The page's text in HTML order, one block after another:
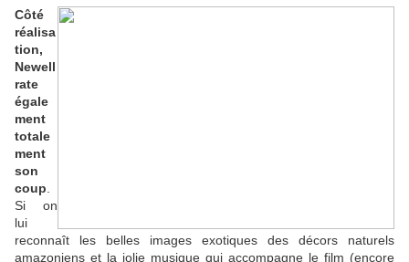
Côté
réalisa
tion,
Newell
rate
égale
ment
totale
ment
son
coup
Si on
lui
reconnaît les belles images exotiques des décors naturels
amazoniens et la jolie musique qui accompagne le film (encore